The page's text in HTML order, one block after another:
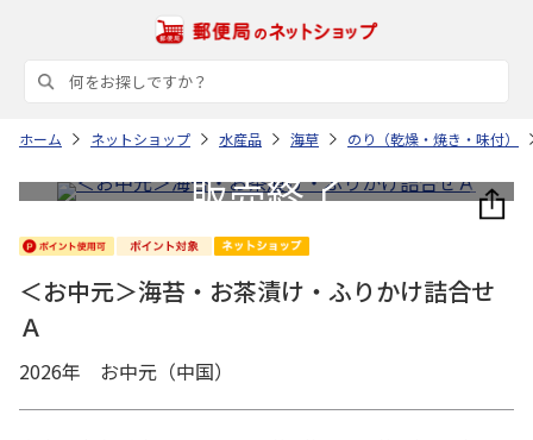
ホーム ネットショップ 水産品 海草 のり（乾燥・焼き・味付）
＜お中元＞海苔・お茶漬け・ふりかけ詰合せ
Ａ
2026年 お中元（中国）